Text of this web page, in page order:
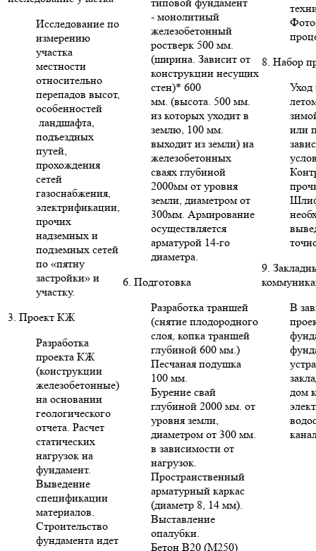
Исследование по
измерению
участка
местности
относительно
перепадов высот,
особенностей
ландшафта,
подъездных
путей,
прохождения
сетей
газоснабжения,
электрификации,
прочих
надземных и
подземных сетей
по «пятну
застройки» и
участку.
3. Проект КЖ
Разработка
проекта КЖ
(конструкции
железобетонные)
на основании
геологического
отчета. Расчет
статических
нагрузок на
фундамент.
Выведение
спецификации
материалов.
Строительство
фундамента идет
- монолитный
железобетонный
ростверк 500 мм.
(ширина. Зависит от
конструкции несущих
стен)* 600
мм. (высота. 500 мм.
из которых уходит в
землю, 100 мм.
выходит из земли) на
железобетонных
сваях глубиной
2000мм от уровня
земли, диаметром от
300мм. Армирование
осуществляется
арматурой 14-го
диаметра.
6. Подготовка
Разработка траншей
(снятие плодородного
слоя, копка траншей
глубиной 600 мм.)
Песчаная подушка
100 мм.
Бурение свай
глубиной 2000 мм. от
уровня земли,
диаметром от 300 мм.
в зависимости от
нагрузок.
Пространственный
арматурный каркас
(диаметр 8, 14 мм).
Выставление
опалубки.
Бетон В20 (М250)
8. Набор
Уход
или
9.
В
дом